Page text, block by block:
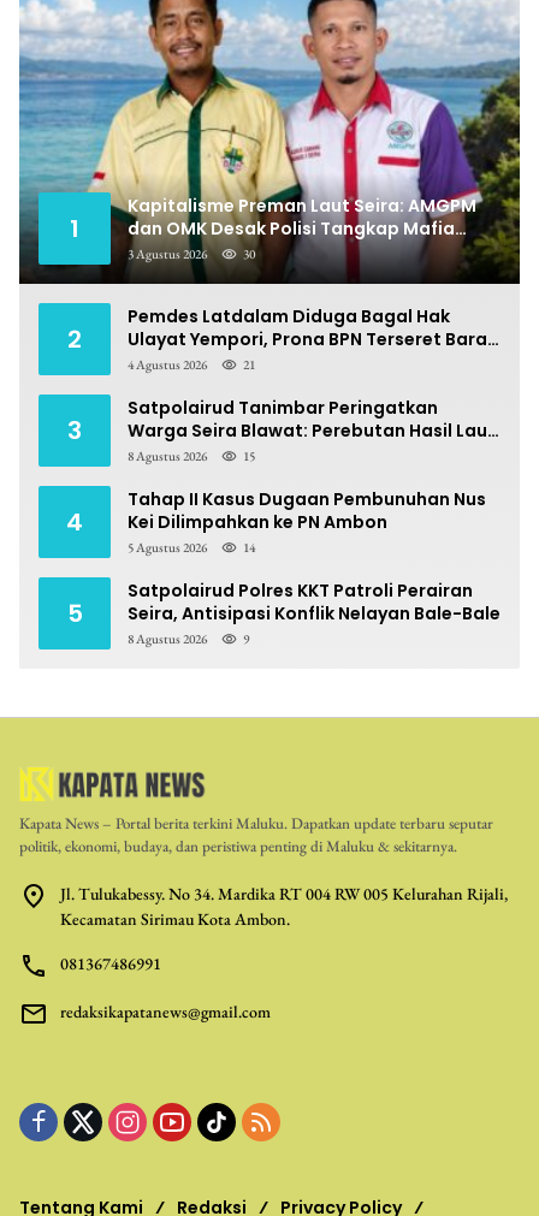
1
Kapitalisme Preman Laut Seira: AMGPM
dan OMK Desak Polisi Tangkap Mafia
Pungli
3 Agustus 2026 30
2
Pemdes Latdalam Diduga Bagal Hak
Ulayat Yempori, Prona BPN Terseret Bara
Sengketa
4 Agustus 2026 21
3
Satpolairud Tanimbar Peringatkan
Warga Seira Blawat: Perebutan Hasil Laut
Berpotensi Pidana
8 Agustus 2026 15
4
Tahap II Kasus Dugaan Pembunuhan Nus
Kei Dilimpahkan ke PN Ambon
5 Agustus 2026 14
5
Satpolairud Polres KKT Patroli Perairan
Seira, Antisipasi Konflik Nelayan Bale-Bale
8 Agustus 2026 9
Kapata News – Portal berita terkini Maluku. Dapatkan update terbaru seputar
politik, ekonomi, budaya, dan peristiwa penting di Maluku & sekitarnya.
Jl. Tulukabessy. No 34. Mardika RT 004 RW 005 Kelurahan Rijali,
Kecamatan Sirimau Kota Ambon.
081367486991
redaksikapatanews@gmail.com
Tentang Kami Redaksi Privacy Policy